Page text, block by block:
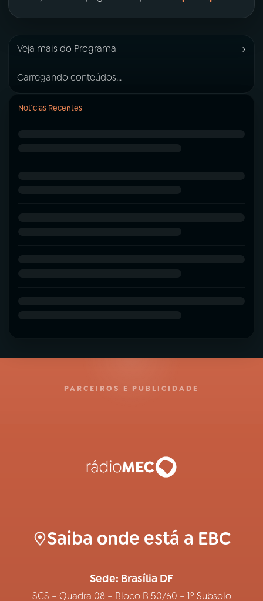
Veja mais do Programa ›
Carregando conteúdos...
Notícias Recentes
PARCEIROS E PUBLICIDADE
Saiba onde está a EBC
Sede: Brasília DF
SCS – Quadra 08 – Bloco B 50/60 – 1º Subsolo